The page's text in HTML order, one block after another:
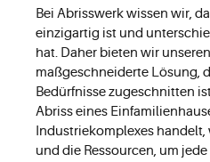
Bei Abrisswerk wissen wir,
einzigartig ist und
hat. Daher bieten wir
maßgeschneiderte Lösung,
Bedürfnisse zugeschnitten
Abriss eines
Industriekomplexes
und die Ressourcen, um